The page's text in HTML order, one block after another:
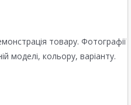
товару. Фотографії
моделі, кольору, варіанту.